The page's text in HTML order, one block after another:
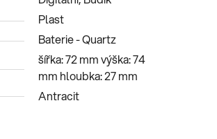
Plast
Baterie - Quartz
šířka: 72 mm výška: 74
mm hloubka: 27 mm
Antracit